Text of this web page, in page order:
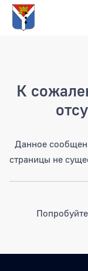
К
Данное
страницы не